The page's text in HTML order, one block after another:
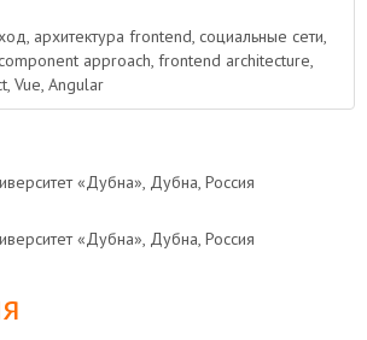
архитектура frontend, социальные сети,
approach, frontend architecture,
Vue, Angular
«Дубна», Дубна, Россия
«Дубна», Дубна, Россия